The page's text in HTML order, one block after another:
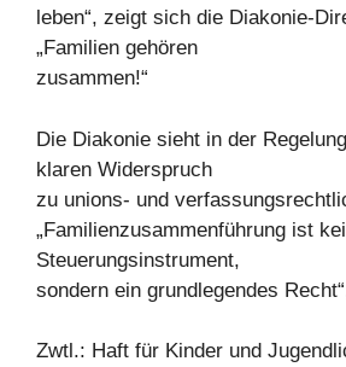
leben“, zeigt sich die Diakonie-
„Familien gehören
zusammen!“
Die Diakonie sieht in der
klaren Widerspruch
zu unions- und
„Familienzusammenführung ist
Steuerungsinstrument,
sondern ein grundlegendes
Zwtl.: Haft für Kinder und